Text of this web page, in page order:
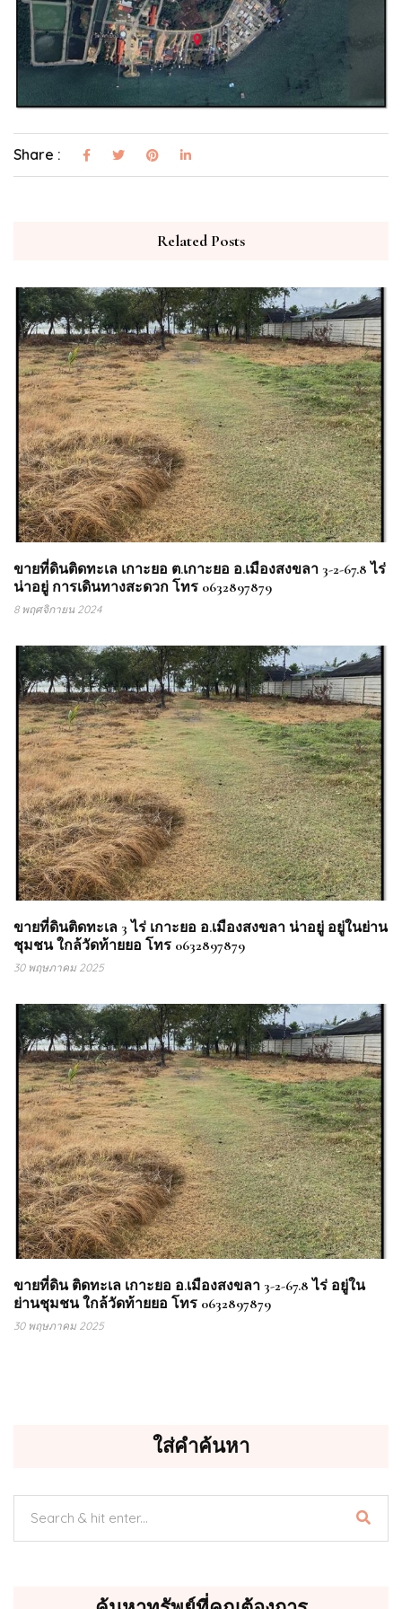
Share :
Related Posts
ขายที่ดินติดทะเล เกาะยอ ต.เกาะยอ อ.เมืองสงขลา 3-2-67.8 ไร่
น่าอยู่ การเดินทางสะดวก โทร 0632897879
8 พฤศจิกายน 2024
ขายที่ดินติดทะเล 3 ไร่ เกาะยอ อ.เมืองสงขลา น่าอยู่ อยู่ในย่าน
ชุมชน ใกล้วัดท้ายยอ โทร 0632897879
30 พฤษภาคม 2025
ขายที่ดิน ติดทะเล เกาะยอ อ.เมืองสงขลา 3-2-67.8 ไร่ อยู่ใน
ย่านชุมชน ใกล้วัดท้ายยอ โทร 0632897879
30 พฤษภาคม 2025
ใส่คำค้นหา